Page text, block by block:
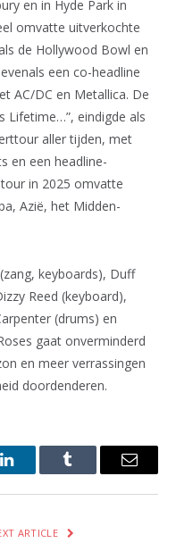
en in Hyde Park in
omvatte uitverkochte
de Hollywood Bowl en
een co-headline
AC/DC en Metallica. De
Lifetime…”, eindigde als
aller tijden, met
en een headline-
in 2025 omvatte
Azië, het Midden-
keyboards), Duff
Reed (keyboard),
(drums) en
gaat onverminderd
en meer verrassingen
doordenderen.
LinkedInTumblr Email
ARTICLE